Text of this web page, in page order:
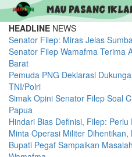
HEADLINE NEWS
Senator Filep: Miras Jelas
Senator Filep Wamafma Terima
Barat
Pemuda PNG Deklarasi
TNI/Polri
Simak Opini Senator Filep Soal
Papua
Hindari Bias Definisi, Filep:
Minta Operasi Militer
Bupati Pegaf Sampaikan